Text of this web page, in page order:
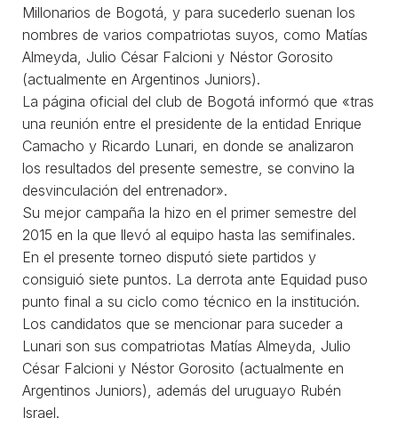
Millonarios de Bogotá, y para sucederlo suenan los
nombres de varios compatriotas suyos, como Matías
Almeyda, Julio César Falcioni y Néstor Gorosito
(actualmente en Argentinos Juniors).
La página oficial del club de Bogotá informó que «tras
una reunión entre el presidente de la entidad Enrique
Camacho y Ricardo Lunari, en donde se analizaron
los resultados del presente semestre, se convino la
desvinculación del entrenador».
Su mejor campaña la hizo en el primer semestre del
2015 en la que llevó al equipo hasta las semifinales.
En el presente torneo disputó siete partidos y
consiguió siete puntos. La derrota ante Equidad puso
punto final a su ciclo como técnico en la institución.
Los candidatos que se mencionar para suceder a
Lunari son sus compatriotas Matías Almeyda, Julio
César Falcioni y Néstor Gorosito (actualmente en
Argentinos Juniors), además del uruguayo Rubén
Israel.